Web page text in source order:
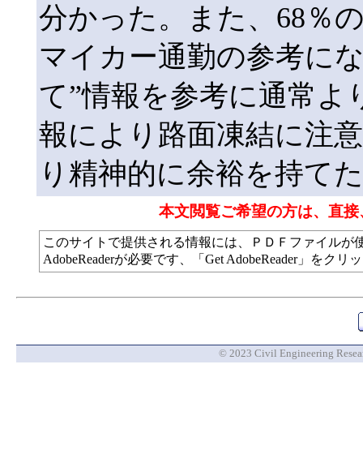
分かった。また、68％
マイカー通勤の参考に
て”情報を参考に通常よ
報により路面凍結に注
り精神的に余裕を持て
本文閲覧ご希望の方は、直
このサイトで提供される情報には、ＰＤＦファイル
AdobeReaderが必要です、「Get AdobeReader」をク
© 2023 Civil Engineering